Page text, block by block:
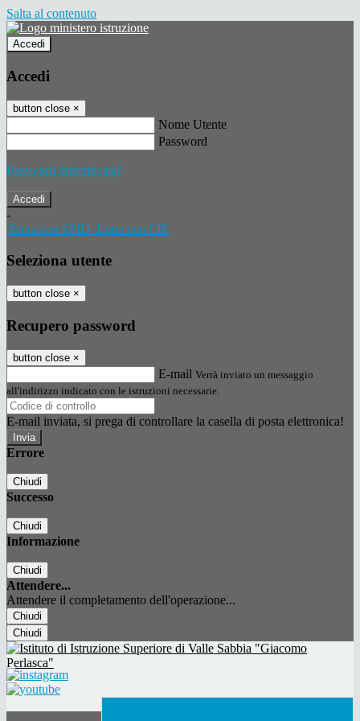
Salta al contenuto
Accedi
Accedi
button close ×
Nome Utente
Password
Password dimenticata?
-
Entra con SPID Entra con CIE
Seleziona utente
button close ×
Recupero password
button close ×
E-mail Verrà inviato un messaggio
all'indirizzo indicato con le istruzioni necessarie.
E-mail inviata, si prega di controllare la casella di posta elettronica!
Errore
Chiudi
Successo
Chiudi
Informazione
Chiudi
Attendere...
Attendere il completamento dell'operazione...
Chiudi
Chiudi